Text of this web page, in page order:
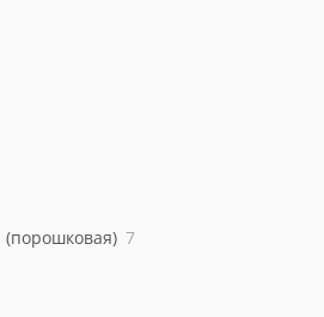
(порошковая) 7